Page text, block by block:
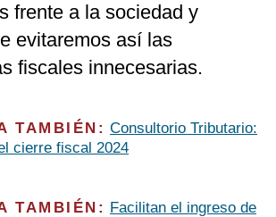
frente a la sociedad y
evitaremos así las
fiscales innecesarias.
TAMBIÉN: Consultorio Tributario:
cierre fiscal 2024
TAMBIÉN: Facilitan el ingreso de